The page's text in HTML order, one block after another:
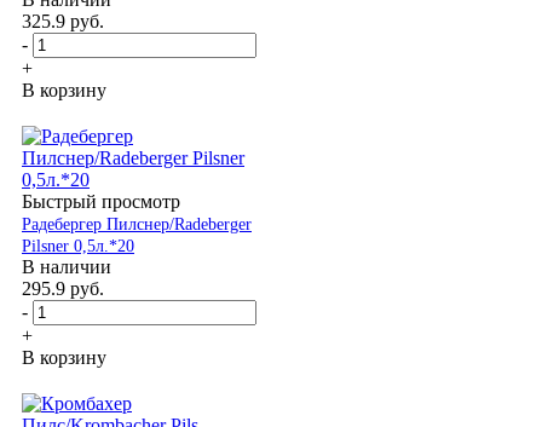
325.9 руб.
-
+
В корзину
Быстрый просмотр
Радебергер Пилснер/Radeberger
Pilsner 0,5л.*20
В наличии
295.9 руб.
-
+
В корзину